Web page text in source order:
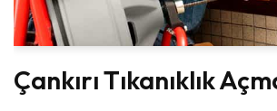
Çankırı Tıkanıklık